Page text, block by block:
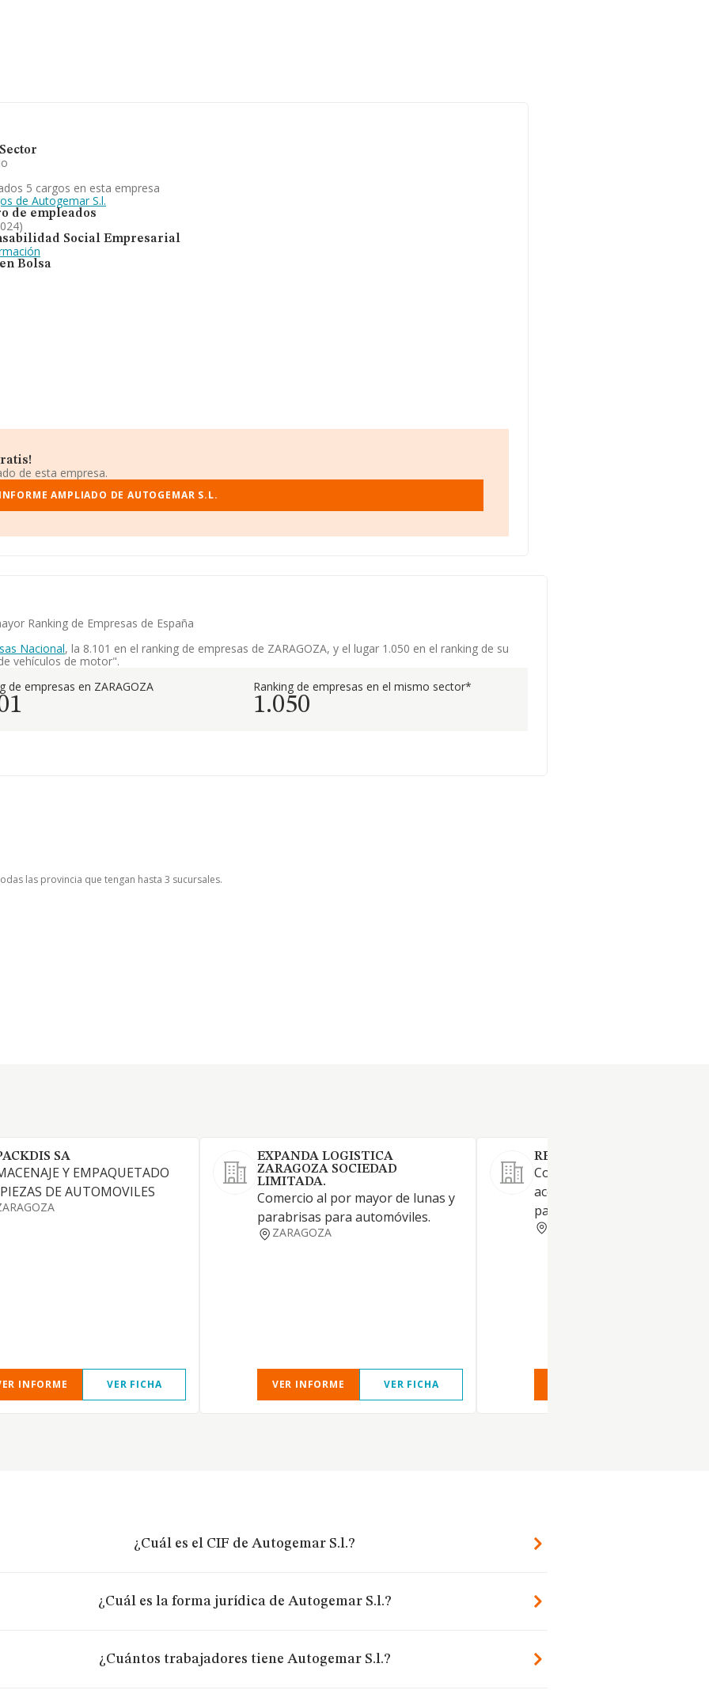
5 cargos en esta empresa
de Autogemar S.l.
de empleados
Social Empresarial
Bolsa
de esta empresa.
AMPLIADO DE AUTOGEMAR S.L.
Ranking de Empresas de España
Nacional, la 8.101 en el ranking de empresas de ZARAGOZA, y el lugar 1.050 en el ranking de su
vehículos de motor".
de empresas en ZARAGOZA Ranking de empresas en el mismo sector*
1.050
las provincia que tengan hasta 3 sucursales.
SA
Y EMPAQUETADO
DE AUTOMOVILES
INFORME VER FICHA
EXPANDA LOGISTICA
ZARAGOZA SOCIEDAD
LIMITADA.
Comercio al por mayor de lunas y
parabrisas para automóviles.
ZARAGOZA
VER INFORME VER FICHA
RECATRANS SL
Comercio al por mayor de
accesorios y piezas de
para vehículos industriales
¿Cuál es el CIF de Autogemar S.l.?
¿Cuál es la forma jurídica de Autogemar S.l.?
¿Cuántos trabajadores tiene Autogemar S.l.?